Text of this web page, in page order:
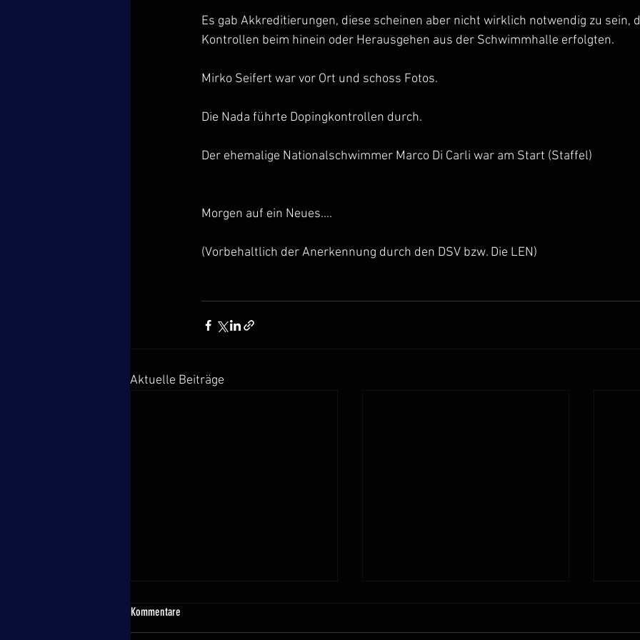
Es gab Akkreditierungen, diese scheinen aber nicht wirklich notwendig zu sein,
Kontrollen beim hinein oder Herausgehen aus der Schwimmhalle erfolgten.
Mirko Seifert war vor Ort und schoss Fotos.
Die Nada führte Dopingkontrollen durch.
Der ehemalige Nationalschwimmer Marco Di Carli war am Start (Staffel)
Morgen auf ein Neues....
(Vorbehaltlich der Anerkennung durch den DSV bzw. Die LEN)
Aktuelle Beiträge
Vorläufiges Meldeergebnis Masters EM
Kommentare